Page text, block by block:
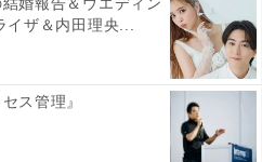
婚報告＆ウエディン
イザ＆内田理央...
ス管理』